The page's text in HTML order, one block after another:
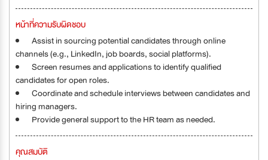
หน้าที่ความรับผิดชอบ
Assist in sourcing potential candidates through online
channels (e.g., LinkedIn, job boards, social platforms).
Screen resumes and applications to identify qualified
candidates for open roles.
Coordinate and schedule interviews between candidates and
hiring managers.
Provide general support to the HR team as needed.
คุณสมบัติ